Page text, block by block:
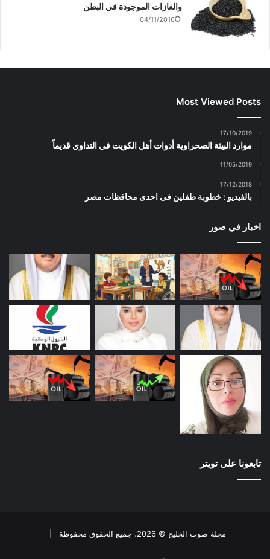
والغازات الموجودة في البطن
04/11/2016
Most Viewed Posts
17/10/2019
موارد البيئة الصحراوية أدوات أهل الكويت في التداوي قديماً
11/05/2019
17/12/2018
بالفيديو : خطوبة طفلين فى احدى محافظات مصر
اخبار في صور
تابعونا على تويتر
مجلة صوت الخليج © 2026، جميع الحقوق محفوظة |